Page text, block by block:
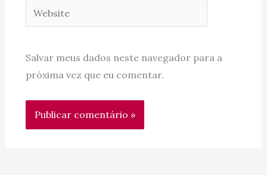
Website
Salvar meus dados neste navegador para a
próxima vez que eu comentar.